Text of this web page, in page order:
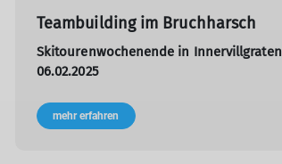
Teambuilding im Bruchharsch
Skitourenwochenende in Innervillgraten
06.02.2025
mehr erfahren